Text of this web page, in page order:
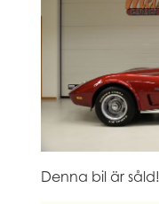
Denna bil är såld!